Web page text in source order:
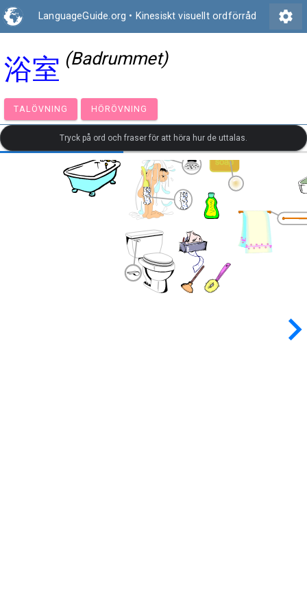
LanguageGuide.org • Kinesiskt visuellt ordförråd settings
浴室 (Badrummet)
TALÖVNING HÖRÖVNING
Tryck på ord och fraser för att höra hur de uttalas.